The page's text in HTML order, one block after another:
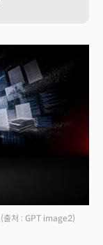
(출처 : GPT image2)